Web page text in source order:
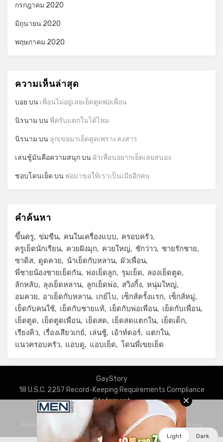
กรกฎาคม 2020
มิถุนายน 2020
พฤษภาคม 2020
ความเห็นล่าสุด
บอย บน เพื่อนไม่อยู่เลยเย็ดตูดพ่อเพื่อน
นิรนาม บนพี่ครับแตกในได้ไหม
นิรนาม บน ลูกเขยมาเย็ดตูดเพราะสงสาร
เล่นชู้มันคือความสนุกบน ผัวเพื่อนอยากเย็ดเลยสนอง
ชอบโดนเย็ด บนพ่อมาขอให้เราเป็นเมียอีกคน
คำค้นหา
ขึ้นครู ข่มขืน คนในเครื่องแบบ
ครอบครัว
ครูเย็ดนักเรียน
ควยฝังมุก ควยใหญ่ ชักว่าว
ชายรักชาย
ซาดิส
ดูดควย น้าเย็ดกับหลาน
ผัวเพื่อน
พี่ชายน้องชายเย็ดกัน พ่อเย็ดลูก รุมเย็ด
ลองเย็ดตูด
ลักหลับ
ลุงเย็ดหลาน ลูกเย็ดพ่อ สวิงกิ้ง หนุ่มใหญ่
อมควย
อาเย็ดกับหลาน เกย์ไบ เซ็กส์ครั้งแรก
เซ็กส์หมู่
เย็ดกับคนใช้
เย็ดกับชายแท้ เย็ดกับพ่อเพื่อน
เย็ดกับเพื่อน
เย็ดตูด
เย็ดตูดเพื่อน เย็ดสด เย็ดสดแตกใน
เย็ดเด็ก
เรียงคิว
เรื่องเสียวเกย์ เล่นชู้ เอ้าท์ดอร์
แตกใน
แนวครอบครัว
แอบดู แอบเย็ด โดนพี่เขยเย็ด
GayStory
18 U.S.C. 2257 Record-Keeping Requirements Compliance
Statement
Privacy Policy
Amphibious Theme byTemplatePocket ⋅Powered by
WordPress
Light
Dark